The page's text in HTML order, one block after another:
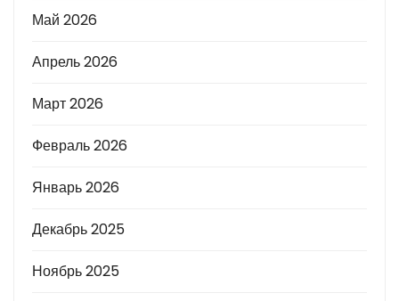
Май 2026
Апрель 2026
Март 2026
Февраль 2026
Январь 2026
Декабрь 2025
Ноябрь 2025